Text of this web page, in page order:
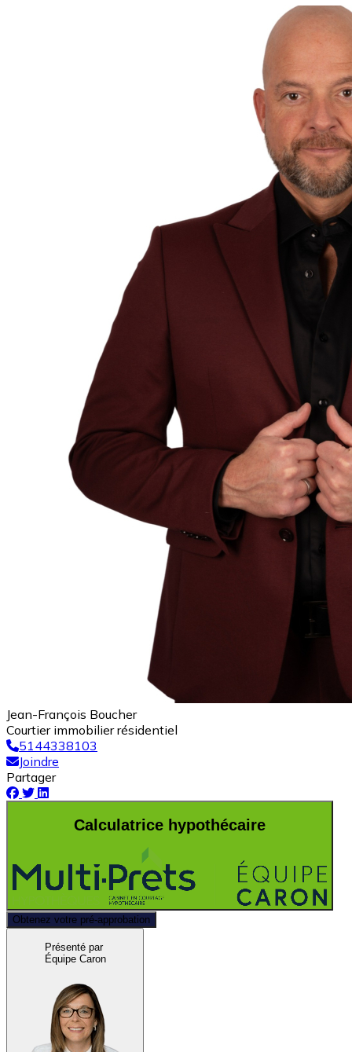
Jean-François Boucher
Courtier immobilier résidentiel
5144338103
Joindre
Partager
Calculatrice hypothécaire
Obtenez votre pré-approbation
Présenté par
Équipe Caron